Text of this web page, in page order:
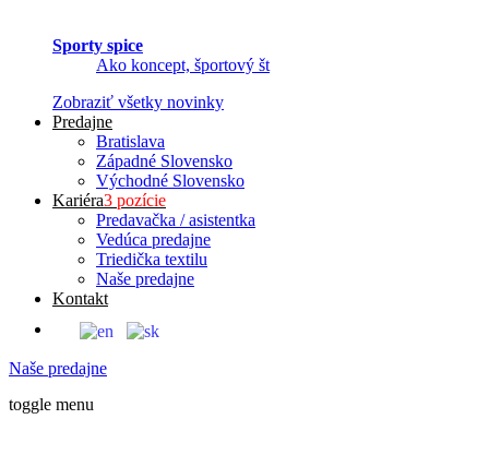
Sporty spice
Ako koncept, športový št
Zobraziť všetky novinky
Predajne
Bratislava
Západné Slovensko
Východné Slovensko
Kariéra3 pozície
Predavačka / asistentka
Vedúca predajne
Triedička textilu
Naše predajne
Kontakt
Naše predajne
toggle menu